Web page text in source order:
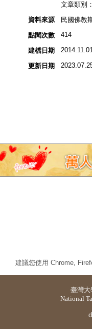
文章類別
資料來源
民國佛教
點閱次數
414
建檔日期
更新日期
建議您使用 Chrome,
臺灣大
National